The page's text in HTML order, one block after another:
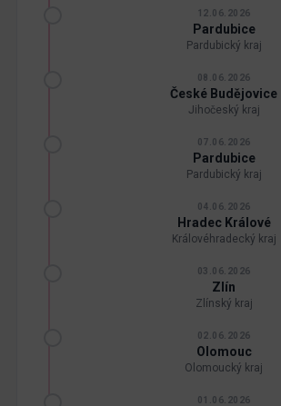
12.06.2026
Pardubice
Pardubický kraj
08.06.2026
České Budějovice
Jihočeský kraj
07.06.2026
Pardubice
Pardubický kraj
04.06.2026
Hradec Králové
Královéhradecký kraj
03.06.2026
Zlín
Zlínský kraj
02.06.2026
Olomouc
Olomoucký kraj
01.06.2026